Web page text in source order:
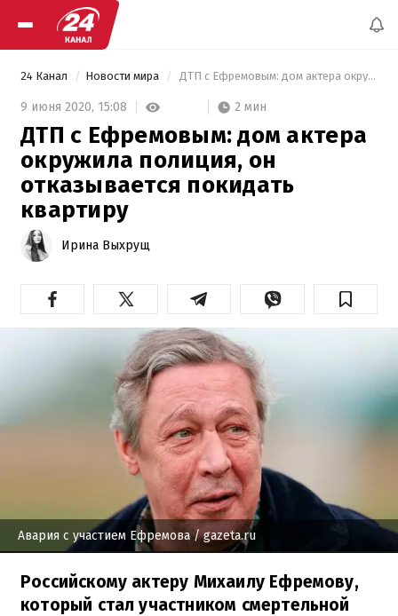
24 Канал Новости мира ДТП с Ефремовым: дом актера окружила полиция, он отказывается покидать квартиру
9 июня 2020, 15:08 2 мин
ДТП с Ефремовым: дом актера
окружила полиция, он
отказывается покидать
квартиру
Ирина Выхрущ
Авария с участием Ефремова/ gazeta.ru
Российскому актеру Михаилу Ефремову,
который стал участником смертельной